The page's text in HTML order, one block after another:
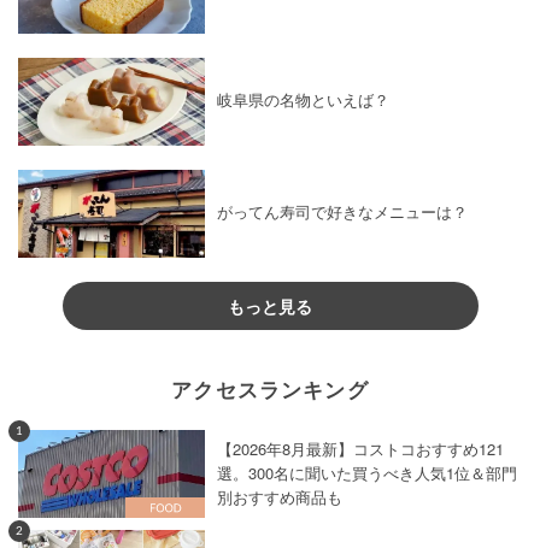
岐阜県の名物といえば？
がってん寿司で好きなメニューは？
もっと見る
アクセスランキング
1
【2026年8月最新】コストコおすすめ121
選。300名に聞いた買うべき人気1位＆部門
別おすすめ商品も
2